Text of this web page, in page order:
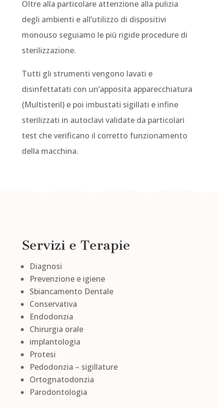
Oltre alla particolare attenzione alla pulizia
degli ambienti e all’utilizzo di dispositivi
monouso seguiamo le più rigide procedure di
sterilizzazione.
Tutti gli strumenti vengono lavati e
disinfettatati con un’apposita apparecchiatura
(Multisteril) e poi imbustati sigillati e infine
sterilizzati in autoclavi validate da particolari
test che verificano il corretto funzionamento
della macchina.
Servizi e Terapie
Diagnosi
Prevenzione e igiene
Sbiancamento Dentale
Conservativa
Endodonzia
Chirurgia orale
implantologia
Protesi
Pedodonzia – sigillature
Ortognatodonzia
Parodontologia